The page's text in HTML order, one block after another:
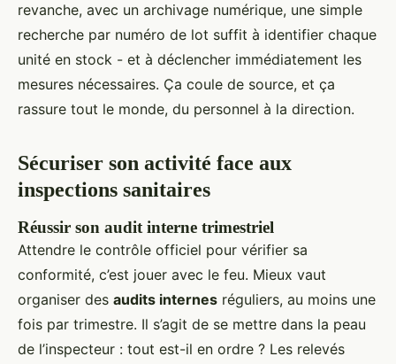
revanche, avec un archivage numérique, une simple
recherche par numéro de lot suffit à identifier chaque
unité en stock - et à déclencher immédiatement les
mesures nécessaires. Ça coule de source, et ça
rassure tout le monde, du personnel à la direction.
Sécuriser son activité face aux
inspections sanitaires
Réussir son audit interne trimestriel
Attendre le contrôle officiel pour vérifier sa
conformité, c’est jouer avec le feu. Mieux vaut
organiser des audits internes réguliers, au moins une
fois par trimestre. Il s’agit de se mettre dans la peau
de l’inspecteur : tout est-il en ordre ? Les relevés